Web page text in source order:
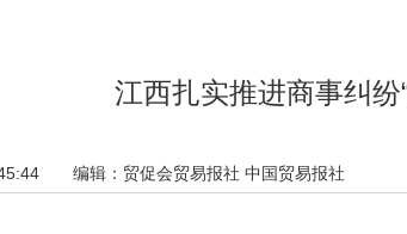
江西扎实推进商事纠
编辑： 贸促会贸易报社 中国贸易报社